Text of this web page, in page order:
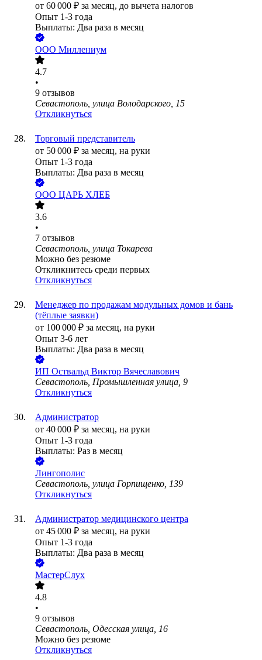
от 60 000 ₽ за месяц, до вычета налогов
Опыт 1-3 года
Выплаты: Два раза в месяц
ООО Миллениум
4.7
•
9 отзывов
Севастополь, улица Володарского, 15
Откликнуться
Торговый представитель
от 50 000 ₽ за месяц, на руки
Опыт 1-3 года
Выплаты: Два раза в месяц
ООО ЦАРЬ ХЛЕБ
3.6
•
7 отзывов
Севастополь, улица Токарева
Можно без резюме
Откликнитесь среди первых
Откликнуться
Менеджер по продажам модульных домов и бань
(тёплые заявки)
от 100 000 ₽ за месяц, на руки
Опыт 3-6 лет
Выплаты: Два раза в месяц
ИП Оствальд Виктор Вячеславович
Севастополь, Промышленная улица, 9
Откликнуться
Администратор
от 40 000 ₽ за месяц, на руки
Опыт 1-3 года
Выплаты: Раз в месяц
Лингополис
Севастополь, улица Горпищенко, 139
Откликнуться
Администратор медицинского центра
от 45 000 ₽ за месяц, на руки
Опыт 1-3 года
Выплаты: Два раза в месяц
МастерСлух
4.8
•
9 отзывов
Севастополь, Одесская улица, 16
Можно без резюме
Откликнуться